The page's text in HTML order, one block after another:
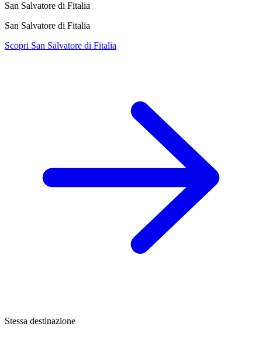
San Salvatore di Fitalia
San Salvatore di Fitalia
Scopri San Salvatore di Fitalia
Stessa destinazione